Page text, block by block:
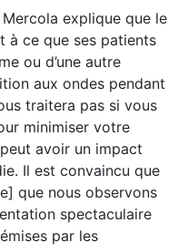
explique que le
à ce que ses patients
ou d’une autre
aux ondes pendant
traitera pas si vous
minimiser votre
avoir un impact
Il est convaincu que
que nous observons
spectaculaire
par les